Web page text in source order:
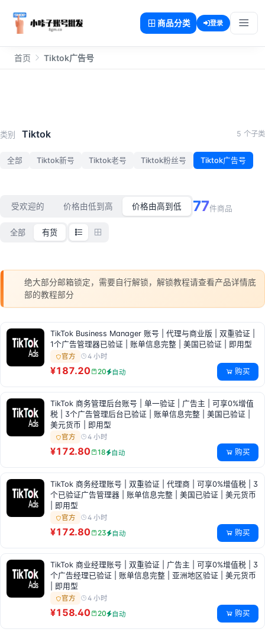
商品分类 登录
首页 Tiktok广告号
Tiktok广告号
类别 Tiktok 5 个子类
全部 Tiktok新号 Tiktok老号 Tiktok粉丝号 Tiktok广告号
受欢迎的 价格由低到高 价格由高到低 77件商品
全部 有货
绝大部分邮箱锁定，需要自行解锁，解锁教程请查看产品详情底
部的教程部分
TikTok Business Manager 账号 | 代理与商业版 | 双重验证 |
1个广告管理器已验证 | 账单信息完整 | 美国已验证 | 即用型
官方 4 小时
¥187.20 20 自动 购买
TikTok 商务管理后台账号 | 单一验证 | 广告主 | 可享0%增值
税 | 3个广告管理后台已验证 | 账单信息完整 | 美国已验证 |
美元货币 | 即用型
官方 4 小时
¥172.80 18 自动 购买
TikTok 商务经理账号 | 双重验证 | 代理商 | 可享0%增值税 | 3
个已验证广告管理器 | 账单信息完整 | 美国已验证 | 美元货币
| 即用型
官方 4 小时
¥172.80 23 自动 购买
TikTok 商业经理账号 | 双重验证 | 广告主 | 可享0%增值税 | 3
个广告经理已验证 | 账单信息完整 | 亚洲地区验证 | 美元货币
| 即用型
官方 4 小时
¥158.40 20 自动 购买